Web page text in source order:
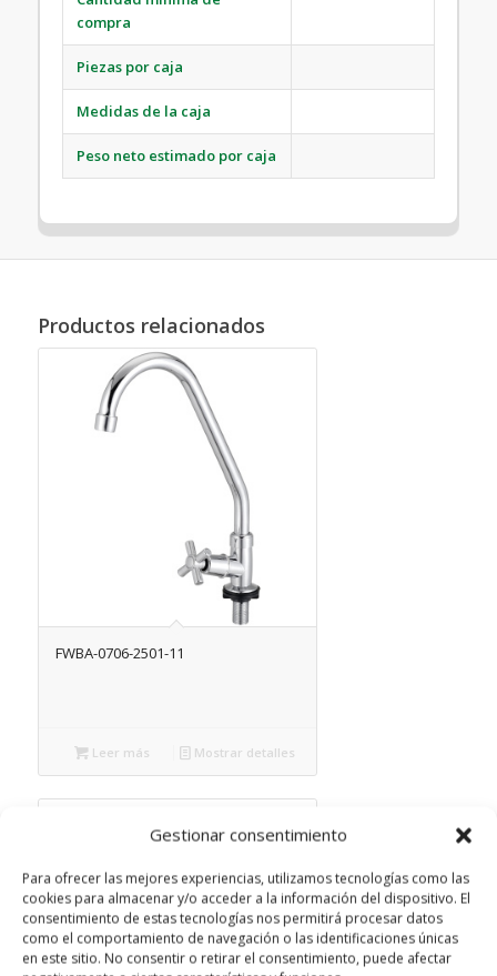
Gestionar consentimiento
Para ofrecer las mejores experiencias, utilizamos tecnologías como las
cookies para almacenar y/o acceder a la información del dispositivo. El
consentimiento de estas tecnologías nos permitirá procesar datos
como el comportamiento de navegación o las identificaciones únicas
en este sitio. No consentir o retirar el consentimiento, puede afectar
compra
Piezas por caja
Medidas de la caja
Peso neto estimado por caja
Productos relacionados
FWBA-0706-2501-11
Leer más Mostrar detalles